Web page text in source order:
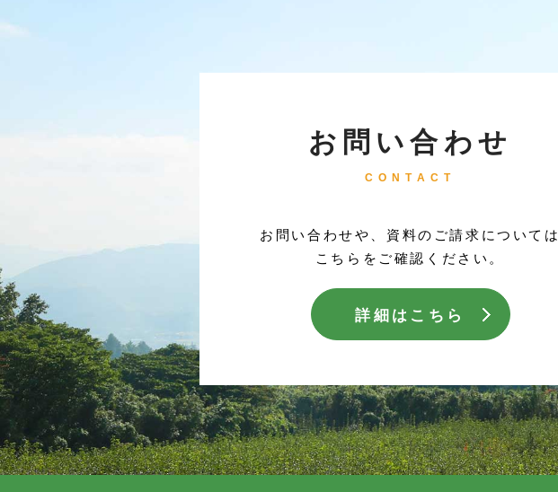
お問い合わせ
CONTACT
お問い合わせや、資料のご請求については
こちらをご確認ください。
詳細はこちら